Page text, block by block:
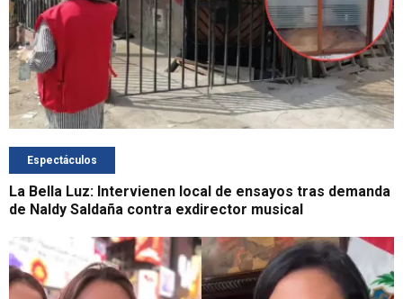
Espectáculos
La Bella Luz: Intervienen local de ensayos tras demanda
de Naldy Saldaña contra exdirector musical